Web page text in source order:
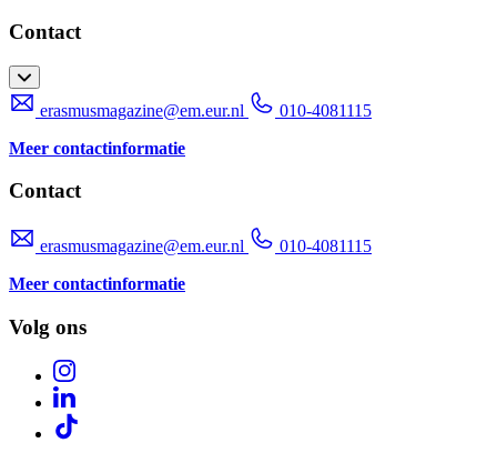
Contact
erasmusmagazine@em.eur.nl
010-4081115
Meer contactinformatie
Contact
erasmusmagazine@em.eur.nl
010-4081115
Meer contactinformatie
Volg ons